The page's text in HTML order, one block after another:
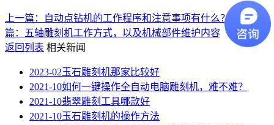
上一篇：自动点钻机的工作程序和注意事项有什么？
下一
篇：五轴雕刻机工作方式，以及机械部件维护内容
返回列表 相关新闻
2023-02玉石雕刻机那家比较好
2021-10如何一键操作全自动电脑雕刻机，难不难？
2021-10翡翠雕刻工具哪款好
2021-10玉石雕刻机的操作方法